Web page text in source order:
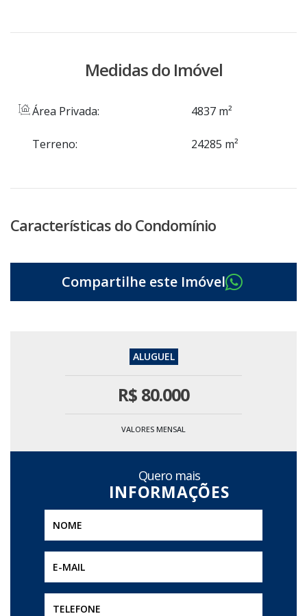
consultores.
Medidas do Imóvel
Área Privada: 4837 m²
Terreno: 24285 m²
Características do Condomínio
R$ 80.000
VALORES MENSAL
Quero mais